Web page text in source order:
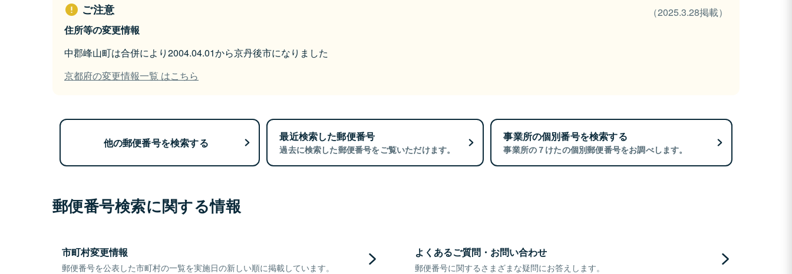
ご注意
（2025.3.28掲載）
住所等の変更情報
中郡峰山町は合併により2004.04.01から京丹後市になりました
京都府の変更情報一覧 はこちら
他の郵便番号を検索する 最近検索した郵便番号
過去に検索した郵便番号をご覧いただけます。
事業所の個別番号を検索する
事業所の７けたの個別郵便番号をお調べします。
郵便番号検索に関する情報
市町村変更情報
郵便番号を公表した市町村の一覧を実施日の新しい順に掲載しています。
よくあるご質問・お問い合わせ
郵便番号に関するさまざまな疑問にお答えします。